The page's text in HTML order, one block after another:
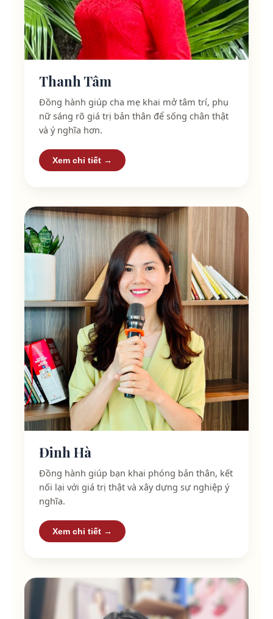
Thanh Tâm
Đồng hành giúp cha mẹ khai mở tâm trí, phụ
nữ sáng rõ giá trị bản thân để sống chân thật
và ý nghĩa hơn.
Xem chi tiết →
Đinh Hà
Đồng hành giúp bạn khai phóng bản thân, kết
nối lại với giá trị thật và xây dựng sự nghiệp ý
nghĩa.
Xem chi tiết →